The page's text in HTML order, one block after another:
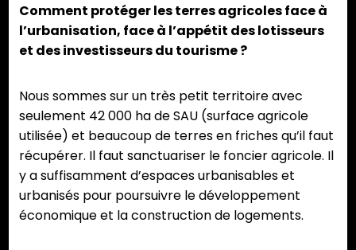
Comment protéger les terres agricoles face à
l’urbanisation, face à l’appétit des lotisseurs
et des investisseurs du tourisme ?
Nous sommes sur un très petit territoire avec
seulement 42 000 ha de SAU (surface agricole
utilisée) et beaucoup de terres en friches qu’il faut
récupérer. Il faut sanctuariser le foncier agricole. Il
y a suffisamment d’espaces urbanisables et
urbanisés pour poursuivre le développement
économique et la construction de logements.